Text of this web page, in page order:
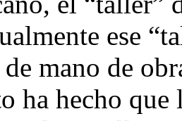
ese
mano de
ha hecho